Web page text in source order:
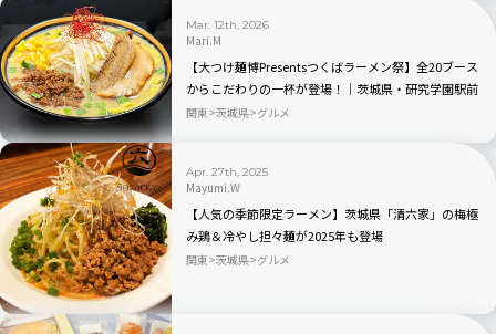
Mar. 12th, 2026
Mari.M
【大つけ麺博Presentsつくばラーメン祭】全20ブース
からこだわりの一杯が登場！｜茨城県・研究学園駅前
公園
関東 茨城県 グルメ
Apr. 27th, 2025
Mayumi.W
【人気の季節限定ラーメン】茨城県「清六家」の梅極
み鶏＆冷やし担々麺が2025年も登場
関東 茨城県 グルメ